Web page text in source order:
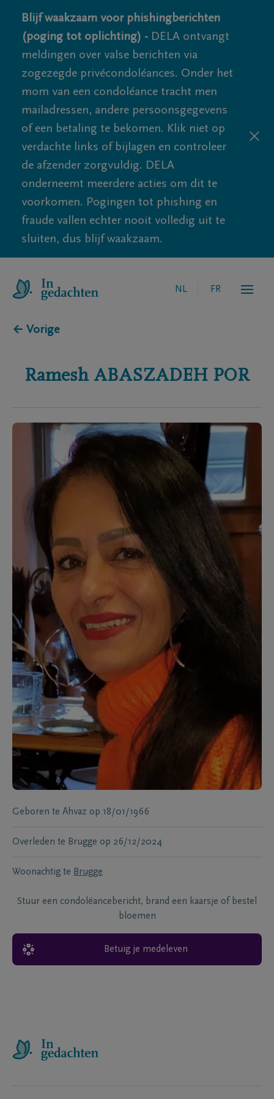
Blijf waakzaam voor phishingberichten
(poging tot oplichting) - DELA ontvangt
meldingen over valse berichten via
zogezegde privécondoléances. Onder het
mom van een condoléance tracht men
mailadressen, andere persoonsgegevens
of een betaling te bekomen. Klik niet op
verdachte links of bijlagen en controleer
de afzender zorgvuldig. DELA
onderneemt meerdere acties om dit te
voorkomen. Pogingen tot phishing en
fraude vallen echter nooit volledig uit te
sluiten, dus blijf waakzaam.
NL FR
← Vorige
Ramesh ABASZADEH POR
Geboren te Ahvaz op 18/01/1966
Overleden te Brugge op 26/12/2024
Woonachtig te Brugge
Stuur een condoléancebericht, brand een kaarsje of bestel
bloemen
Betuig je medeleven